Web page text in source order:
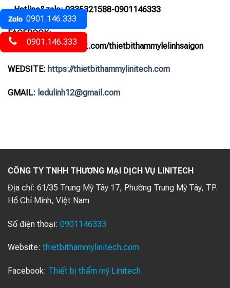
– Hotline&zalo: 0335321588-0901146333
FACEBOOK:
https://www.facebook.com/thietbithammylelinhsaigon
WEDSITE: https://thietbithammylinitech.com
GMAIL: ledulinh12@gmail.com
CÔNG TY TNHH THƯƠNG MẠI DỊCH VỤ LINITECH
Địa chỉ: 61/35 Trung Mỹ Tây 17, Phường Trung Mỹ Tây, TP.
Hồ Chí Minh, Việt Nam
Số điện thoại: 0901146333
Website: thietbithammylinitech.com
Facebook: Thiết bị thẩm mỹ Linitech
0901.146.333
0901.146.333